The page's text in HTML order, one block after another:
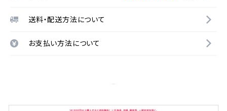
送料・配送方法について
お支払い方法について